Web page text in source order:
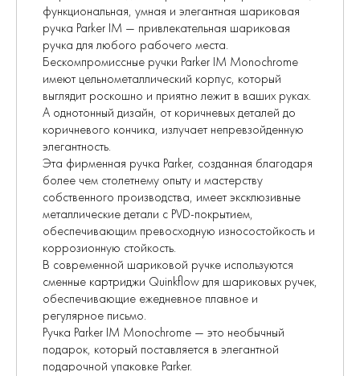
функциональная, умная и элегантная шариковая
ручка Parker IM — привлекательная шариковая
ручка для любого рабочего места.
Бескомпромиссные ручки Parker IM Monochrome
имеют цельнометаллический корпус, который
выглядит роскошно и приятно лежит в ваших руках.
А однотонный дизайн, от коричневых деталей до
коричневого кончика, излучает непревзойденную
элегантность.
Эта фирменная ручка Parker, созданная благодаря
более чем столетнему опыту и мастерству
собственного производства, имеет эксклюзивные
металлические детали с PVD-покрытием,
обеспечивающим превосходную износостойкость и
коррозионную стойкость.
В современной шариковой ручке используются
сменные картриджи Quinkflow для шариковых ручек,
обеспечивающие ежедневное плавное и
регулярное письмо.
Ручка Parker IM Monochrome — это необычный
подарок, который поставляется в элегантной
подарочной упаковке Parker.